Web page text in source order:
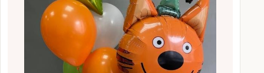
букеты
Шары